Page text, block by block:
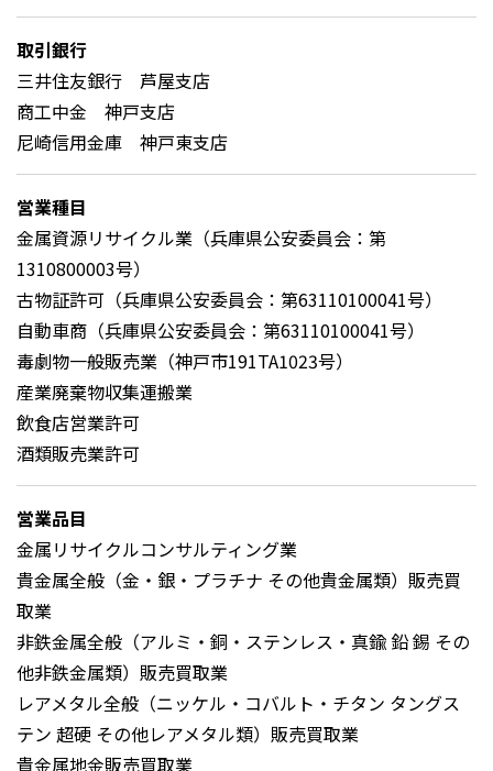
取引銀行
三井住友銀行 芦屋支店
商工中金 神戸支店
尼崎信用金庫 神戸東支店
営業種目
金属資源リサイクル業（兵庫県公安委員会：第
1310800003号）
古物証許可（兵庫県公安委員会：第63110100041号）
自動車商（兵庫県公安委員会：第63110100041号）
毒劇物一般販売業（神戸市191TA1023号）
産業廃棄物収集運搬業
飲食店営業許可
酒類販売業許可
営業品目
金属リサイクルコンサルティング業
貴金属全般（金・銀・プラチナ その他貴金属類）販売買
取業
非鉄金属全般（アルミ・銅・ステンレス・真鍮 鉛 錫 その
他非鉄金属類）販売買取業
レアメタル全般（ニッケル・コバルト・チタン タングス
テン 超硬 その他レアメタル類）販売買取業
貴金属地金販売買取業